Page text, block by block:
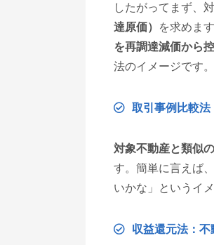
したがってまず、
達原価）
を求めま
を再調達減価から
法のイメージです。
取引事例比較法
対象不動産と類似
す。簡単に言えば
いかな」というイ
収益還元法：不